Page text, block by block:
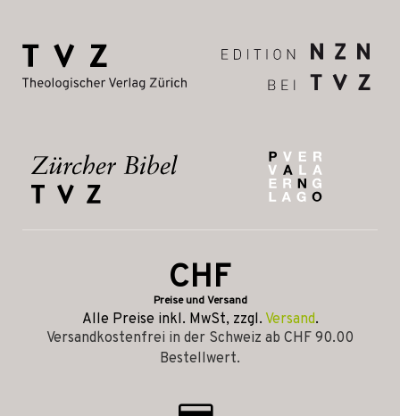
CHF
Preise und Versand
Alle Preise inkl. MwSt, zzgl. Versand.
Versandkostenfrei in der Schweiz ab CHF 90.00
Bestellwert.